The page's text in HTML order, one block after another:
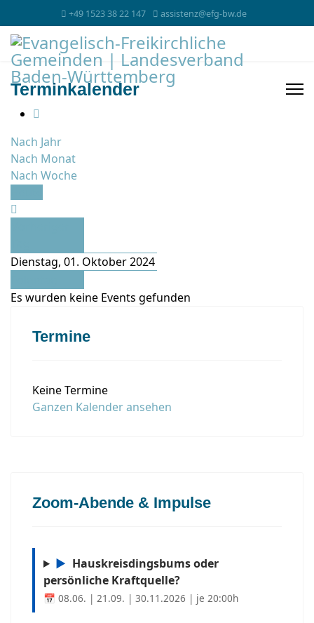
+49 1523 38 22 147 assistenz@efg-bw.de
Terminkalender
Nach Jahr
Nach Monat
Nach Woche
Dienstag, 01. Oktober 2024
Es wurden keine Events gefunden
Termine
Keine Termine
Ganzen Kalender ansehen
Zoom-Abende & Impulse
▶ Hauskreisdingsbums oder
persönliche Kraftquelle?
📅 08.06. | 21.09. | 30.11.2026 | je 20:00h